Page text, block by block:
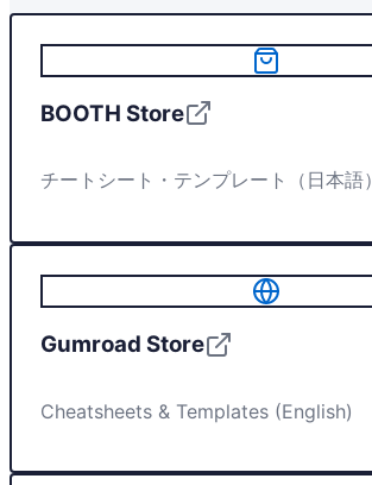
BOOTH Store
チートシート・テンプレート（日本語）
Gumroad Store
Cheatsheets & Templates (English)